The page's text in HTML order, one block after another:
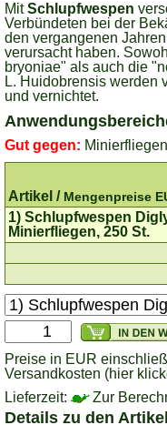
MitSchlupfwespen
Verbündeten bei der
den vergangenen
verursacht haben.
bryoniae" als auch die
L. Huidobrensis werden
und vernichtet.
Gut gegen: Minierfliegen
Artikel / Mengenpreise
1) Schlupfwespen
Minierfliegen, 250 St.
Preise in EUR
Versandkosten (hier
Lieferzeit:
Zur
Details zu den